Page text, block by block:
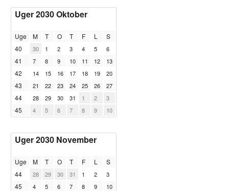
Uger 2030 Oktober
Uge M T O T F L
S
40
30 1 2 3 4 5 6
41 7 8 9 10 11 12 13
42 14 15 16 17 18 19 20
43 21 22 23 24 25 26 27
44 28 29 30 31 1 2 3
45 4 5 6 7 8 9 10
Uger 2030 November
Uge M T O T F L
S
44
28 29 30 31 1 2 3
45 4 5 6 7 8 9 10